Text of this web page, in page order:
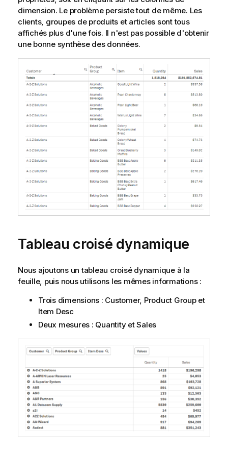
dimension. Le problème persiste tout de même. Les
clients, groupes de produits et articles sont tous
affichés plus d'une fois. Il n'est pas possible d'obtenir
une bonne synthèse des données.
Tableau croisé dynamique
Nous ajoutons un tableau croisé dynamique à la
feuille, puis nous utilisons les mêmes informations :
Trois dimensions : Customer, Product Groupet
Item Desc
Deux mesures : QuantityetSales